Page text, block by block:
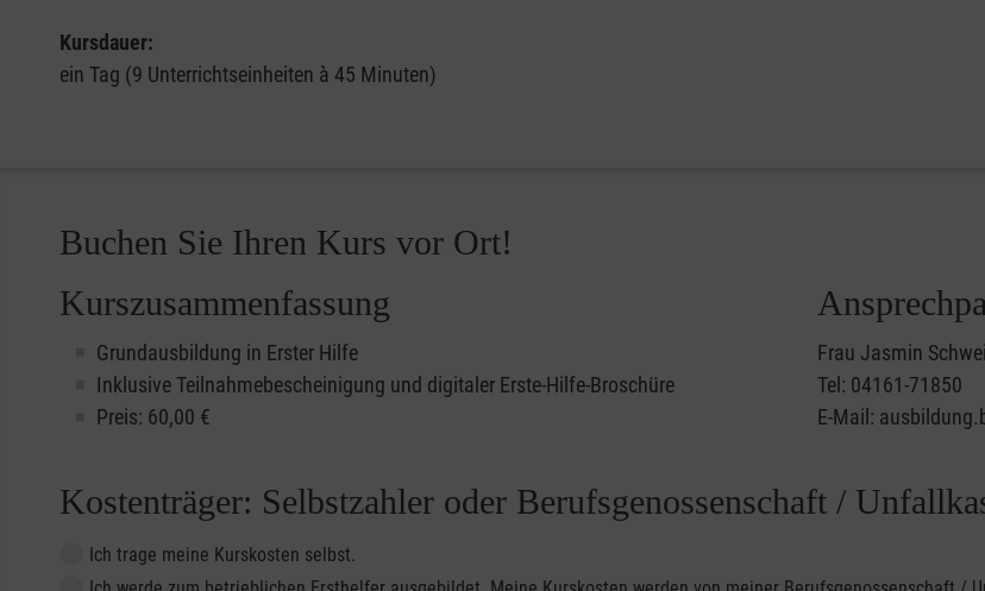
Kursdauer:
ein Tag (9 Unterrichtseinheiten à 45 Minuten)
Buchen Sie Ihren Kurs vor Ort!
Kurszusammenfassung
Grundausbildung in Erster Hilfe
Inklusive Teilnahmebescheinigung und digitaler Erste-Hilfe-Broschüre
Preis: 60,00 €
Frau Jasmin
Tel: 04161-71850
E-Mail:
Kostenträger: Selbstzahler oder Berufsgenossenschaft /
Ich trage meine Kurskosten selbst.